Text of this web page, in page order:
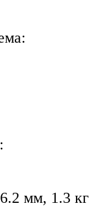
мм, 1.3 кг